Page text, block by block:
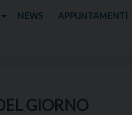
NEWS APPUNTAMENTI
GIORNO